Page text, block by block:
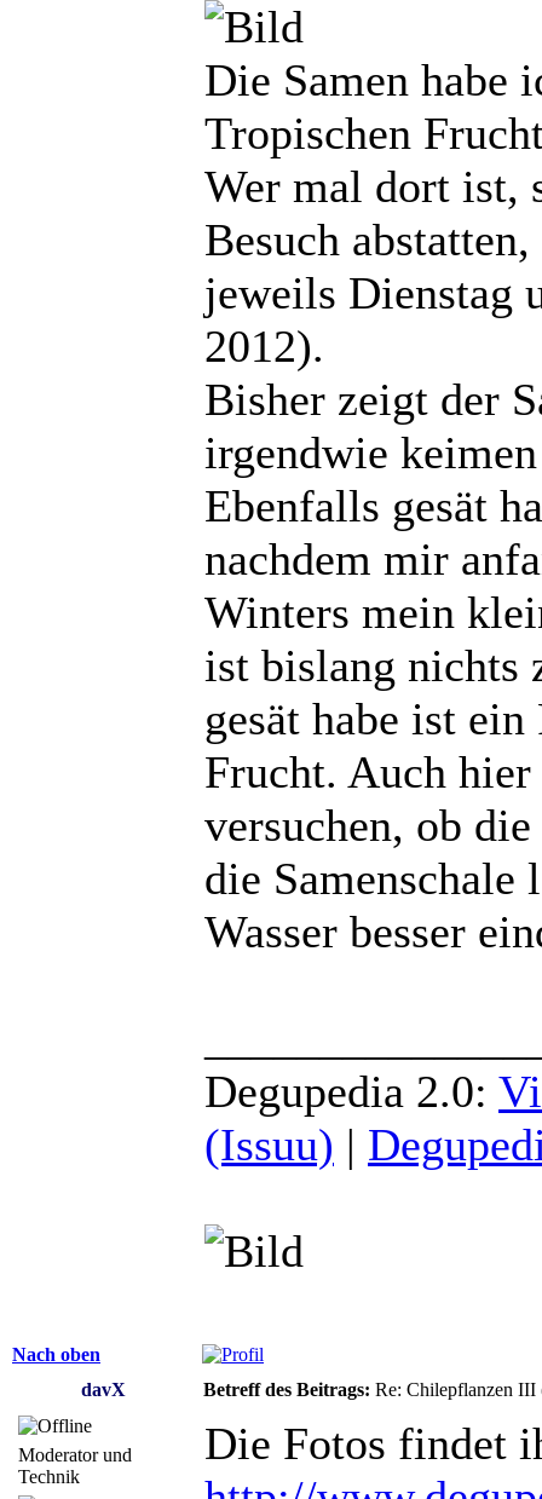
Die Samen habe
Tropischen
Wer mal dort ist,
Besuch
jeweils Dienstag
2012).
Bisher zeigt der
irgendwie
Ebenfalls gesät
nachdem mir
Winters mein
ist bislang nichts
gesät habe ist
Frucht. Auch
versuchen, ob
die Samenschale
Wasser besser
Degupedia 2.0:
(Issuu) |
Nach oben
davX
Betreff des Beitrags: Re: Chilepflanzen III
Moderator und
Technik
Die Fotos findet